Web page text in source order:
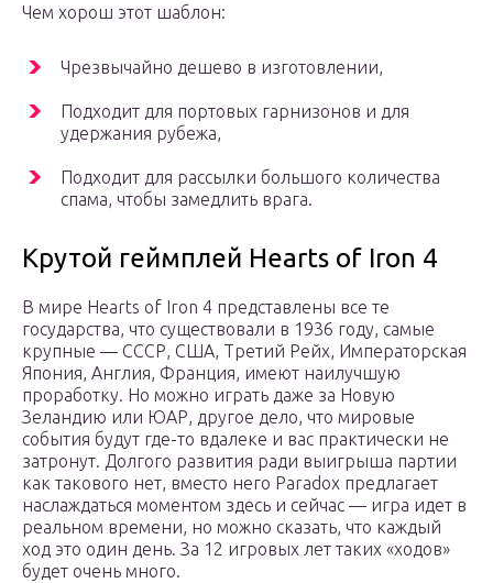
Чем хорош этот шаблон:
Чрезвычайно дешево в изготовлении,
Подходит для портовых гарнизонов и для
удержания рубежа,
Подходит для рассылки большого количества
спама, чтобы замедлить врага.
Крутой геймплей Hearts of Iron 4
В мире Hearts of Iron 4 представлены все те
государства, что существовали в 1936 году, самые
крупные — СССР, США, Третий Рейх, Императорская
Япония, Англия, Франция, имеют наилучшую
проработку. Но можно играть даже за Новую
Зеландию или ЮАР, другое дело, что мировые
события будут где-то вдалеке и вас практически не
затронут. Долгого развития ради выигрыша партии
как такового нет, вместо него Paradox предлагает
наслаждаться моментом здесь и сейчас — игра идет в
реальном времени, но можно сказать, что каждый
ход это один день. За 12 игровых лет таких «ходов»
будет очень много.